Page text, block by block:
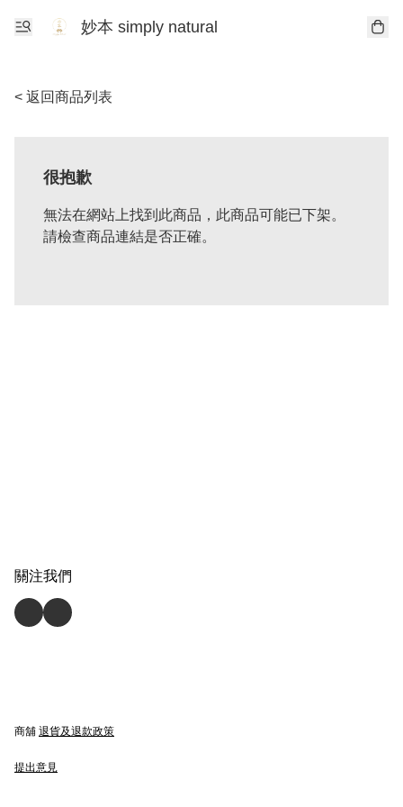
妙本 simply natural
< 返回商品列表
很抱歉
無法在網站上找到此商品，此商品可能已下架。
請檢查商品連結是否正確。
關注我們
商舖 退貨及退款政策
提出意見